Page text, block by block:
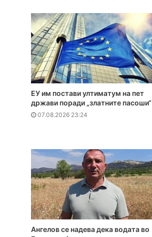
ЕУ им постави ултиматум на пет
држави поради „златните пасоши“
07.08.2026 23:24
Ангелов се надева дека водата во